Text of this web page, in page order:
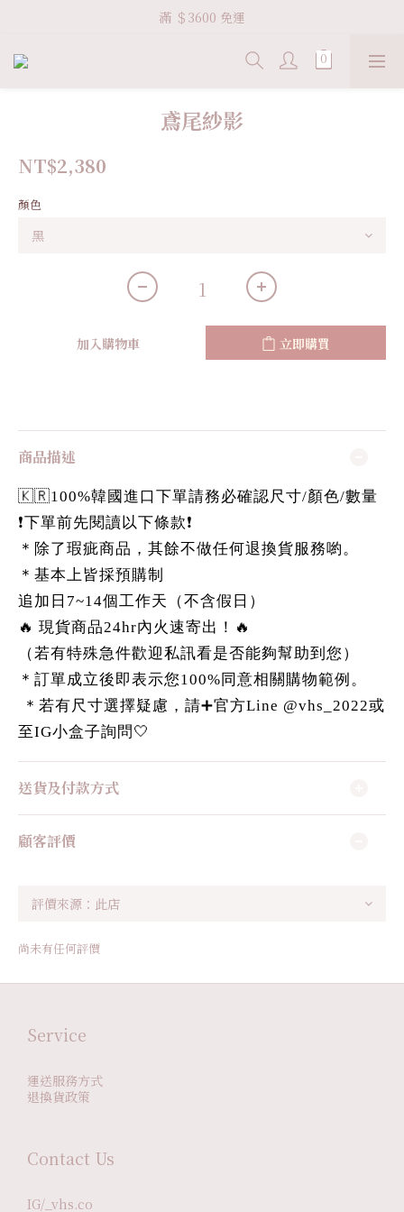
Welcome VHS.co
滿 ＄3600 免運
Welcome VHS.co
鳶尾紗影
NT$2,380
顏色
加入購物車 立即購買
商品描述
🇰🇷100%韓國進口下單請務必確認尺寸/顏色/數量
❗️下單前先閱讀以下條款❗️
＊除了瑕疵商品，其餘不做任何退換貨服務喲。
＊基本上皆採預購制
追加日7~14個工作天（不含假日）
🔥 現貨商品24hr內火速寄出！🔥
（若有特殊急件歡迎私訊看是否能夠幫助到您）
＊訂單成立後即表示您100%同意相關購物範例。
＊若有尺寸選擇疑慮，請➕官方Line @vhs_2022或
至IG小盒子詢問🤍
送貨及付款方式
顧客評價
尚未有任何評價
Service
運送服務方式
退換貨政策
Contact Us
IG/_vhs.co